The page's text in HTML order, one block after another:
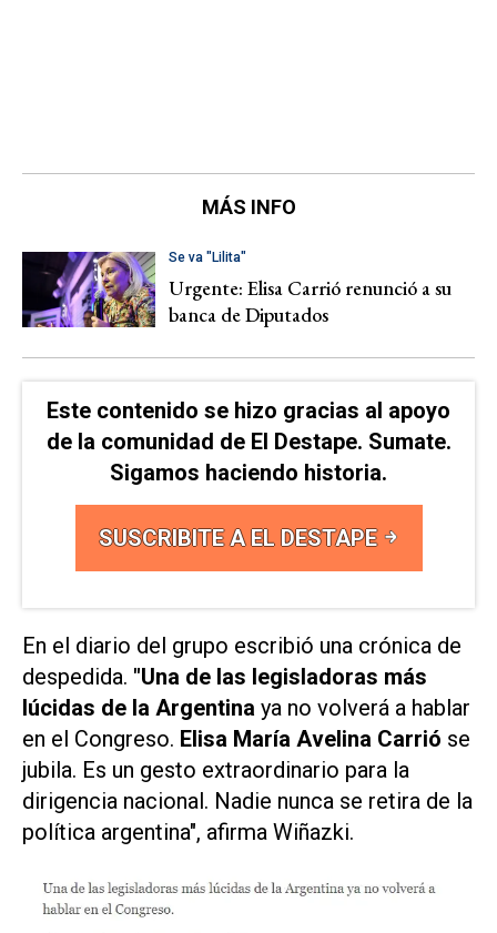
MÁS INFO
Se va "Lilita"
Urgente: Elisa Carrió renunció a su
banca de Diputados
Este contenido se hizo gracias al apoyo
de la comunidad de El Destape. Sumate.
Sigamos haciendo historia.
SUSCRIBITE A EL DESTAPE
En el diario del grupo escribió una crónica de
despedida. "Una de las legisladoras más
lúcidas de la Argentina ya no volverá a hablar
en el Congreso. Elisa María Avelina Carrió se
jubila. Es un gesto extraordinario para la
dirigencia nacional. Nadie nunca se retira de la
política argentina", afirma Wiñazki.